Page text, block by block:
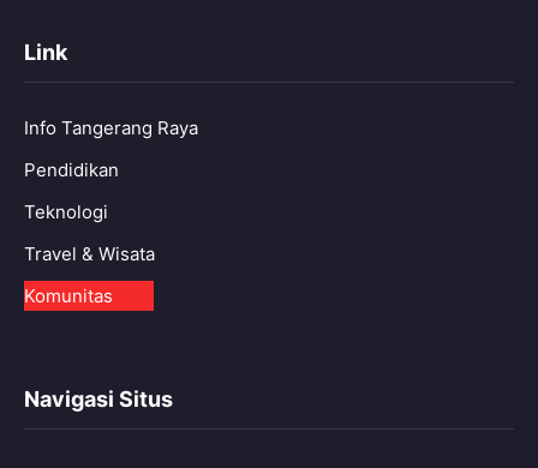
Link
Info Tangerang Raya
Pendidikan
Teknologi
Travel & Wisata
Komunitas
Navigasi Situs